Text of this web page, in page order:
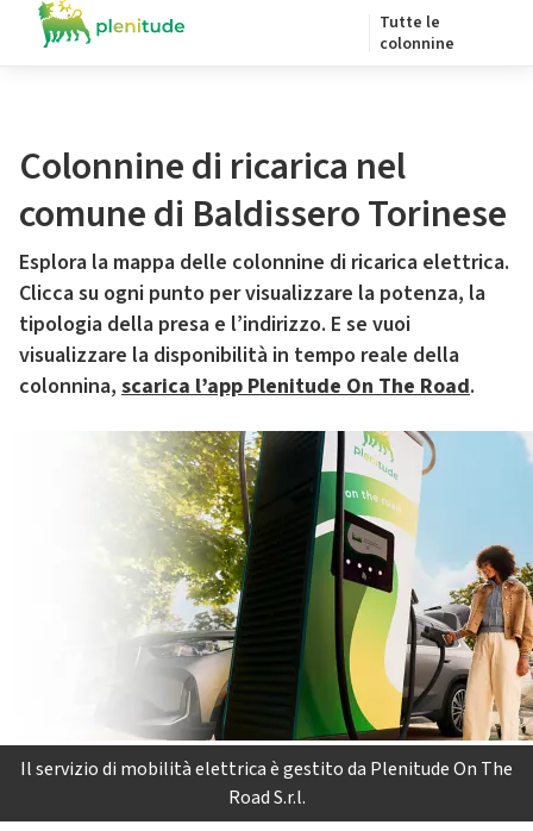
Tutte le
colonnine
Colonnine di ricarica nel
comune di Baldissero Torinese
Esplora la mappa delle colonnine di ricarica elettrica.
Clicca su ogni punto per visualizzare la potenza, la
tipologia della presa e l’indirizzo. E se vuoi
visualizzare la disponibilità in tempo reale della
colonnina, scarica l’app Plenitude On The Road.
Il servizio di mobilità elettrica è gestito da Plenitude On The
Road S.r.l.